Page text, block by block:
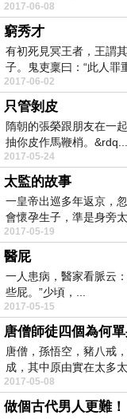
2017-06-08
窮秀才
有初死見冥王者，王謂
子。鬼吏稟曰：“此人罪
2017-06-02
只管剝皮
隋朝的張榮跟朋友在一
抽你皮作馬鞭梢。&rdq...
2017-05-24
太監的故事
一皇帝出巡多年返京，
會懷孕生子，準是身旁
2017-05-19
醫屁
一人患病，醫家看脈云
些屁。”少頃，...
2017-05-15
唐僧師徒四個為何
唐僧，孫悟空，豬八戒
成，其中原由實在太多
2017-05-08
做個古代男人更難！